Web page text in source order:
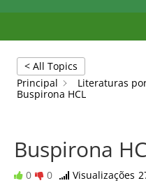
< All Topics
Principal
Literaturas
Buspirona HCL
Buspirona
0 0 Visualizações